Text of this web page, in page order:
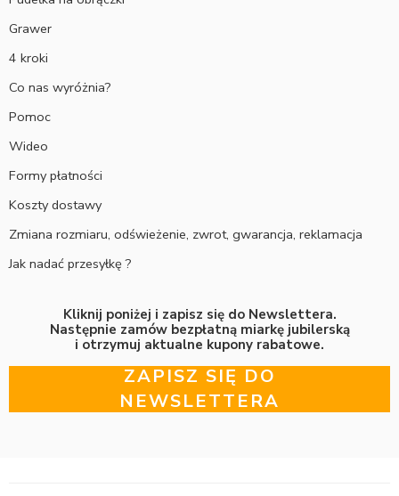
Grawer
4 kroki
Co nas wyróżnia?
Pomoc
Wideo
Formy płatności
Koszty dostawy
Zmiana rozmiaru, odświeżenie, zwrot, gwarancja, reklamacja
Jak nadać przesyłkę ?
Kliknij poniżej i zapisz się do Newslettera.
Następnie zamów bezpłatną miarkę jubilerską
i otrzymuj aktualne kupony rabatowe.
ZAPISZ SIĘ DO
NEWSLETTERA